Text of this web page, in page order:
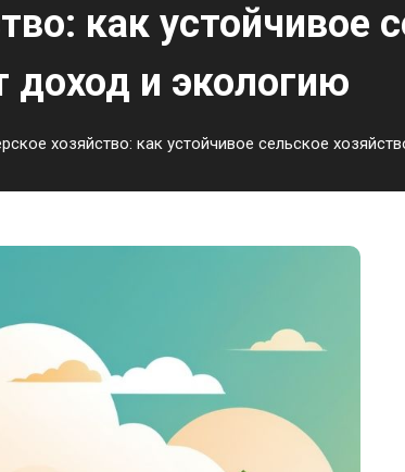
как устойчивое
доход и экологию
хозяйство: как устойчивое сельское